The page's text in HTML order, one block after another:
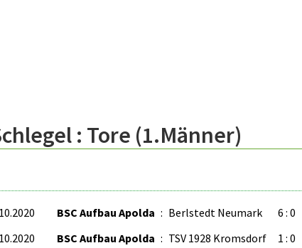
: Tore (1.Männer)
BSC Aufbau Apolda : Berlstedt Neumark 6 : 0
BSC Aufbau Apolda : TSV 1928 Kromsdorf 1 : 0